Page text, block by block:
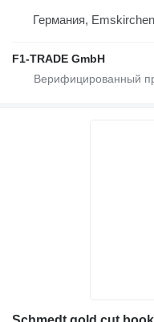
Германия,
F1-TRADE GmbH